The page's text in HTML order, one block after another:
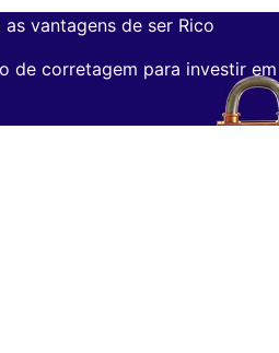
as vantagens de ser Rico
de corretagem para investir